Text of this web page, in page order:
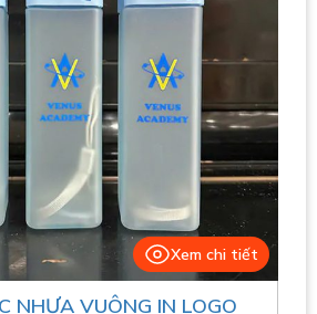
Xem chi tiết
NHỰA VUÔNG IN LOGO